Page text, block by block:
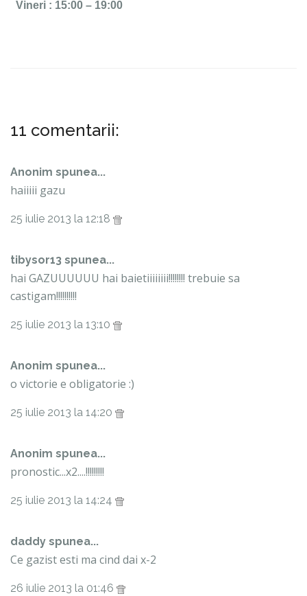
Vineri : 15:00 – 19:00
11 comentarii:
Anonim spunea...
haiiiii gazu
25 iulie 2013 la 12:18
tibysor13 spunea...
hai GAZUUUUUU hai baietiiiiiiii!!!!!!!! trebuie sa
castigam!!!!!!!!!!
25 iulie 2013 la 13:10
Anonim spunea...
o victorie e obligatorie :)
25 iulie 2013 la 14:20
Anonim spunea...
pronostic...x2....!!!!!!!!!
25 iulie 2013 la 14:24
daddy spunea...
Ce gazist esti ma cind dai x-2
26 iulie 2013 la 01:46